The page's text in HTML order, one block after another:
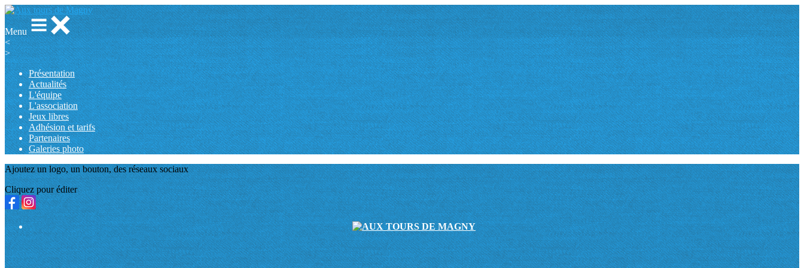
Menu
<
>
Présentation
Actualités
L'équipe
L'association
Jeux libres
Adhésion et tarifs
Partenaires
Galeries photo
Ajoutez un logo, un bouton, des réseaux sociaux
Cliquez pour éditer